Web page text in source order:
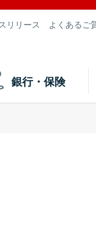
リリース よくあるご
銀行・保険